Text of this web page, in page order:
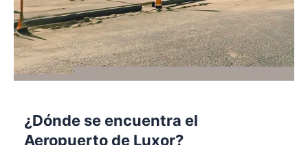
¿Dónde se encuentra el
Aeropuerto de Luxor?